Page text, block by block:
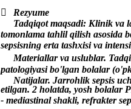

Rezyume
Tadqiqot maqsadi: Klinik va
tomonlama tahlil qilish asosida
sepsisning erta tashxisi va
Materiallar va uslublar.
patologiyasi bo'lgan bolalar
Natijalar. Jarrohlik sepsis
etilgan. 2 holatda, yosh bolalar
- mediastinal shakli, refrakter